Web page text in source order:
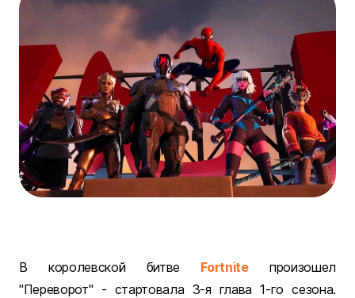
В королевской битве Fortniteпроизошел
"Переворот" - стартовала 3-я глава 1-го сезона.